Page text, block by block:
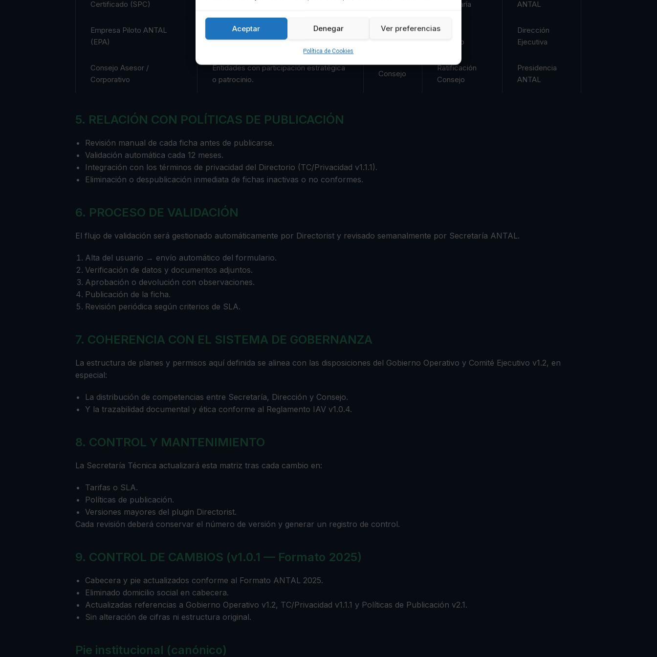
Aceptar Denegar Ver preferencias
Política de Cookies
Certificado (SPC)
Secretaría
ANTAL
Empresa Piloto ANTAL
(EPA)
Empresa participante en Laboratorio
ANTAL.
Privado
Comité
Técnico
Dirección
Ejecutiva
Consejo Asesor /
Corporativo
Entidades con participación estratégica
o patrocinio.
Consejo
Ratificación
Consejo
Presidencia
ANTAL
5. RELACIÓN CON POLÍTICAS DE PUBLICACIÓN
Revisión manual de cada ficha antes de publicarse.
Validación automática cada 12 meses.
Integración con los términos de privacidad del Directorio (TC/Privacidad v1.1.1).
Eliminación o despublicación inmediata de fichas inactivas o no conformes.
6. PROCESO DE VALIDACIÓN
El flujo de validación será gestionado automáticamente por Directorist y revisado semanalmente por Secretaría ANTAL.
Alta del usuario → envío automático del formulario.
Verificación de datos y documentos adjuntos.
Aprobación o devolución con observaciones.
Publicación de la ficha.
Revisión periódica según criterios de SLA.
7. COHERENCIA CON EL SISTEMA DE GOBERNANZA
La estructura de planes y permisos aquí definida se alinea con las disposiciones del Gobierno Operativo y Comité Ejecutivo v1.2, en
especial:
La distribución de competencias entre Secretaría, Dirección y Consejo.
Y la trazabilidad documental y ética conforme al Reglamento IAV v1.0.4.
8. CONTROL Y MANTENIMIENTO
La Secretaría Técnica actualizará esta matriz tras cada cambio en:
Tarifas o SLA.
Políticas de publicación.
Versiones mayores del plugin Directorist.
Cada revisión deberá conservar el número de versión y generar un registro de control.
9. CONTROL DE CAMBIOS (v1.0.1 — Formato 2025)
Cabecera y pie actualizados conforme al Formato ANTAL 2025.
Eliminado domicilio social en cabecera.
Actualizadas referencias a Gobierno Operativo v1.2, TC/Privacidad v1.1.1 y Políticas de Publicación v2.1.
Sin alteración de cifras ni estructura original.
Pie institucional (canónico)